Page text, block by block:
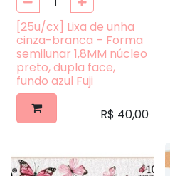
[25u/cx] Lixa de unha
cinza-branca – Forma
semilunar 1,8MM núcleo
preto, dupla face,
fundo azul Fuji
R$ 40,00